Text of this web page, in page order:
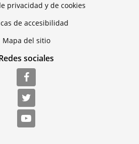
privacidad y de cookies
de accesibilidad
Mapa del sitio
sociales